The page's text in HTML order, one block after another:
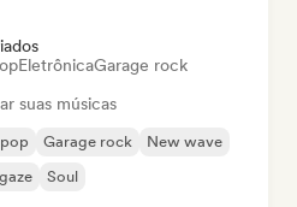
EletrônicaGarage rock
suas músicas
Garage rock
New wave
Soul